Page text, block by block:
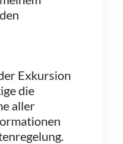
Exkursion
die
aller